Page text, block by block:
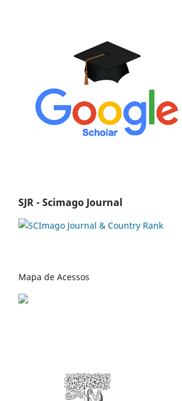
SJR - Scimago Journal
Mapa de Acessos